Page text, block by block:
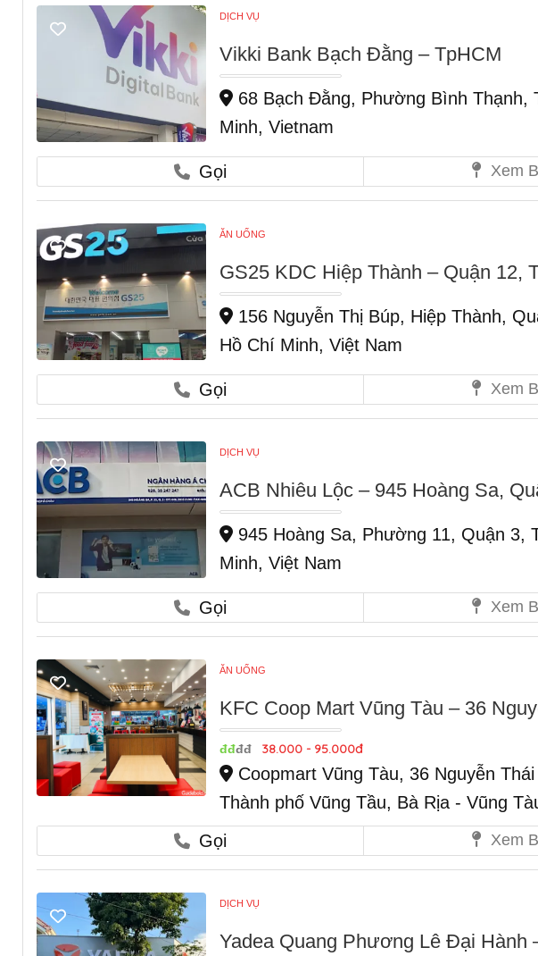
DỊCH VỤ
Vikki Bank Bạch Đằng – TpHCM
68 Bạch Đằng, Phường Bình Thạnh,
Minh, Vietnam
Gọi Xem
ĂN UỐNG
GS25 KDC Hiệp Thành – Quận 12,
156 Nguyễn Thị Búp, Hiệp Thành,
Hồ Chí Minh, Việt Nam
Gọi Xem
DỊCH VỤ
ACB Nhiêu Lộc – 945 Hoàng Sa,
945 Hoàng Sa, Phường 11, Quận 3,
Minh, Việt Nam
Gọi Xem
ĂN UỐNG
KFC Coop Mart Vũng Tàu – 36
đđđđ 38.000 - 95.000đ
Coopmart Vũng Tàu, 36 Nguyễn
Thành phố Vũng Tầu, Bà Rịa - Vũng
Gọi
Xem
DỊCH VỤ
Yadea Quang Phương Lê Đại Hành